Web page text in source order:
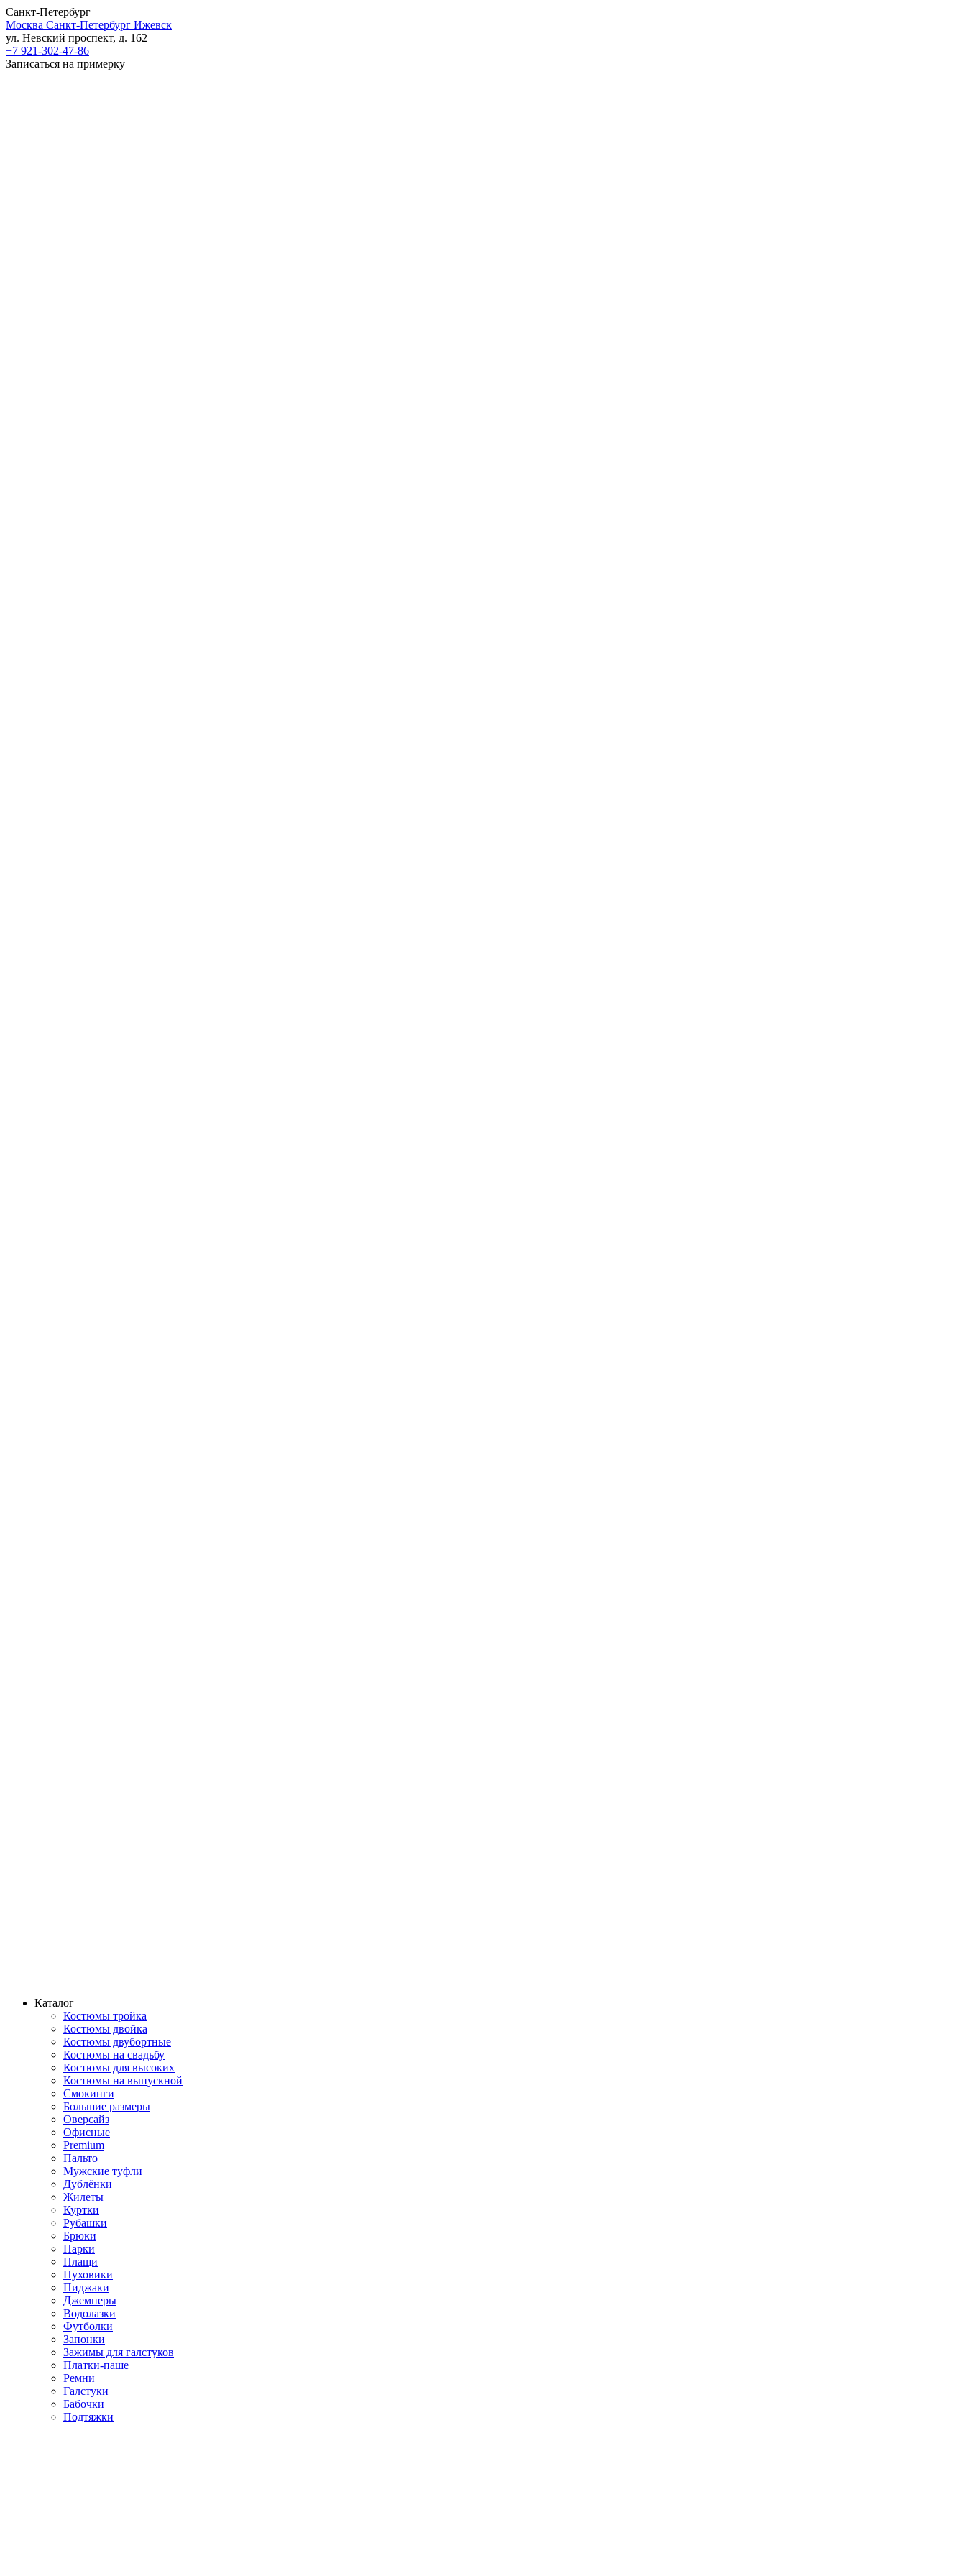
Санкт-Петербург
Москва Санкт-Петербург Ижевск
ул. Невский проспект, д. 162
+7 921-302-47-86
Записаться на примерку
Каталог
Костюмы тройка
Костюмы двойка
Костюмы двубортные
Костюмы на свадьбу
Костюмы для высоких
Костюмы на выпускной
Смокинги
Большие размеры
Оверсайз
Офисные
Premium
Пальто
Мужские туфли
Дублёнки
Жилеты
Куртки
Рубашки
Брюки
Парки
Плащи
Пуховики
Пиджаки
Джемперы
Водолазки
Футболки
Запонки
Зажимы для галстуков
Платки-паше
Ремни
Галстуки
Бабочки
Подтяжки